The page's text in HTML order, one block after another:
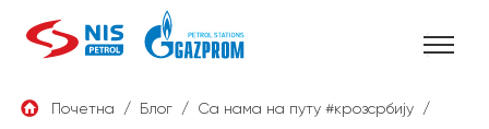
Skip
Почетна / Блог / Са нама на путу #крозсрбију /